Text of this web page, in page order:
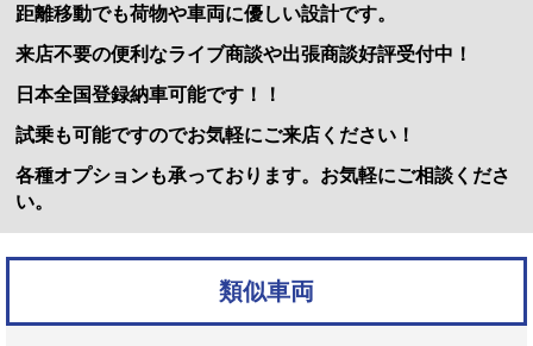
距離移動でも荷物や車両に優しい設計です。
来店不要の便利なライブ商談や出張商談好評受付中！
日本全国登録納車可能です！！
試乗も可能ですのでお気軽にご来店ください！
各種オプションも承っております。お気軽にご相談くださ
い。
類似車両